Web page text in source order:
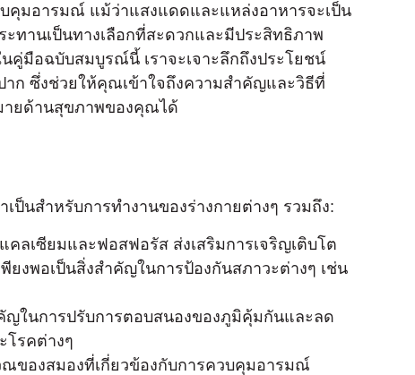
คุมอารมณ์ แม้ว่าแสงแดดและแหล่งอาหารจะเป็น
ทานเป็นทางเลือกที่สะดวกและมีประสิทธิภาพ
มือฉบับสมบูรณ์นี้ เราจะเจาะลึกถึงประโยชน์
ก ซึ่งช่วยให้คุณเข้าใจถึงความสําคัญและวิธีที่
ายด้านสุขภาพของคุณได้
ป็นสําหรับการทํางานของร่างกายต่างๆ รวมถึง:
ลเซียมและฟอสฟอรัส ส่งเสริมการเจริญเติบโต
งพอเป็นสิ่งสําคัญในการป้องกันสภาวะต่างๆ เช่น
ในการปรับการตอบสนองของภูมิคุ้มกันและลด
โรคต่างๆ
ของสมองที่เกี่ยวข้องกับการควบคุมอารมณ์